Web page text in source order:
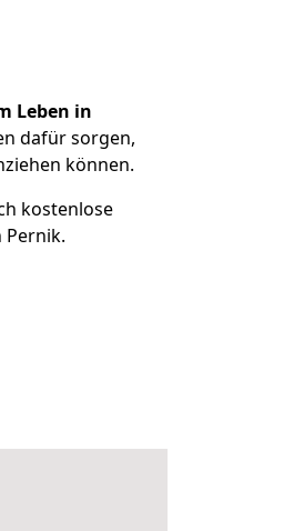
Leben in
dafür sorgen,
können.
kostenlose